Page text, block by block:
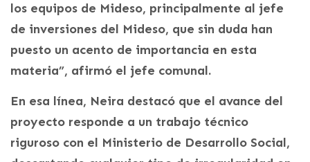
los equipos de Mideso, principalmente al jefe
de inversiones del Mideso, que sin duda han
puesto un acento de importancia en esta
materia”, afirmó el jefe comunal.
En esa línea, Neira destacó que el avance del
proyecto responde a un trabajo técnico
riguroso con el Ministerio de Desarrollo Social,